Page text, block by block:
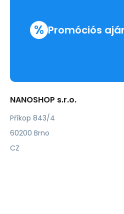
% Promóciós
NANOSHOP s.r.o.
Příkop 843/4
60200 Brno
CZ